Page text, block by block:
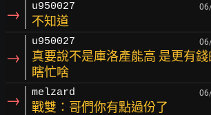
→ u950027
不知道
→
u950027
真要說不是庫洛產能高 是更有
瞎忙啥
→ melzard
戰雙：哥們你有點過份了